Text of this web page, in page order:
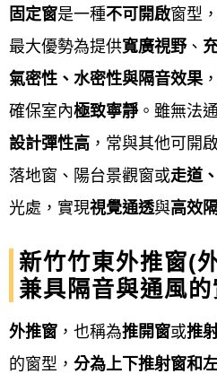
欄杆樓梯：藝術欄杆、
金屬樓梯、樓梯扶手…
採光雨遮：採光罩、遮
棚…等。
其它工程： H型鋼鐵架
程、金屬工程、鋁製警
新竹竹東鋁門窗服
鋁門窗工程宅急便提供新竹
包含：來電諮詢、到府丈量
固定窗是一種不可開啟窗型
最大優勢為提供寬廣視野、
氣密性、水密性與隔音效果
確保室內極致寧靜。雖無法
設計彈性高 ，常與其他可開
落地窗、陽台景觀窗或走道
光處，實現視覺通透與高效
新竹竹東外推窗(
兼具隔音與通風
外推窗 ，也稱為推開窗或推
的窗型， 分為上下推射窗和